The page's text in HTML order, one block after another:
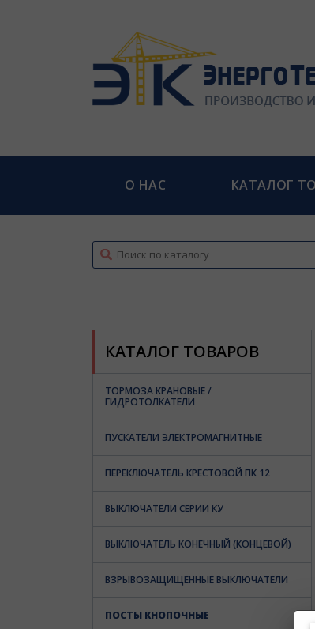
О НАС КАТАЛОГ
КАТАЛОГ ТОВАРОВ
ТОРМОЗА КРАНОВЫЕ /
ГИДРОТОЛКАТЕЛИ
ПУСКАТЕЛИ ЭЛЕКТРОМАГНИТНЫЕ
ПЕРЕКЛЮЧАТЕЛЬ КРЕСТОВОЙ ПК 12
ВЫКЛЮЧАТЕЛИ СЕРИИ КУ
ВЫКЛЮЧАТЕЛЬ КОНЕЧНЫЙ (КОНЦЕВОЙ)
ВЗРЫВОЗАЩИЩЕННЫЕ ВЫКЛЮЧАТЕЛИ
ПОСТЫ КНОПОЧНЫЕ